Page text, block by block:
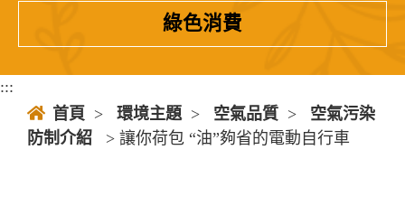
綠色消費
:::
首頁 > 環境主題 > 空氣品質 >
空氣污染
防制介紹
> 讓你荷包 “油”夠省的電動自行車